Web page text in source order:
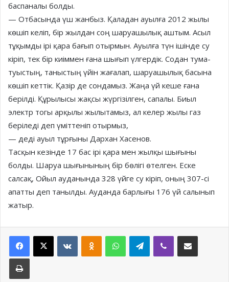
баспаналы болды.
— Отбасында үш жанбыз. Қаладан ауылға 2012 жылы
көшіп келіп, бір жылдан соң шаруашылық аштым. Асыл
тұқымды ірі қара бағып отырмын. Ауылға түн ішінде су
кіріп, тек бір киіммен ғана шығып үлгердік. Содан тума-
туыстың, таныстың үйін жағалап, шаруашылық басына
көшіп кеттік. Қазір де сондамыз. Жаңа үй кеше ғана
берілді. Құрылысы жақсы жүргізілген, сапалы. Биыл
электр тогы арқылы жылытамыз, ал келер жылы газ
беріледі деп үміттеніп отырмыз,
— деді ауыл тұрғыны Дархан Хасенов.
Тасқын кезінде 17 бас ірі қара мен жылқы шығыны
болды. Шаруа шығынының бір бөлігі өтелген. Еске
салсақ, Ойыл ауданында 328 үйге су кіріп, оның 307-сі
апатты деп танылды. Ауданда барлығы 176 үй салынып
жатыр.
Facebook
X VKontakteOdnoklassniki
WhatsAppTelegramViber Share via Email
Print